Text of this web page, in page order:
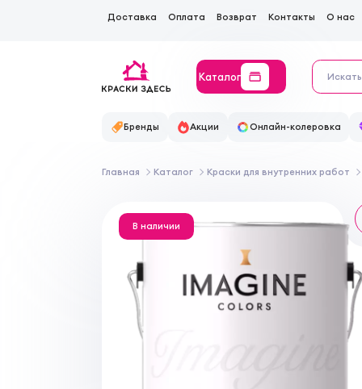
Доставка Оплата Возврат Контакты О нас
Каталог
Бренды Акции Онлайн-колеровка
Главная Каталог Краски для внутренних работ
В наличии